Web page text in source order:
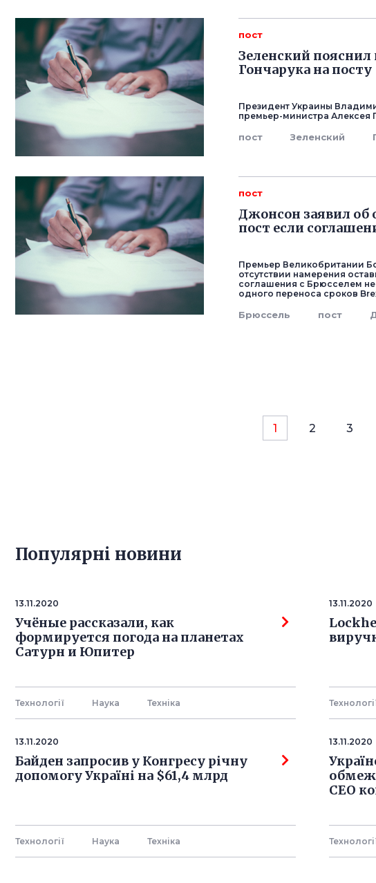
пост
Зеленский
Гончарука на посту
Президент Украины
премьер-министра Алексея
пост Зеленский
пост
Джонсон заявил об
пост если
Премьер Великобритании
отсутствии намерения
соглашения с Брюсселем не
одного переноса сроков
Брюссель пост
1 2 3
Популярнi новини
13.11.2020
Учёные рассказали, как
формируется погода на планетах
Сатурн и Юпитер
Технології Наука Технiка
13.11.2020
13.11.2020
Байден запросив у Конгресу річну
допомогу Україні на $61,4 млрд
Технології Наука Технiка
13.11.2020
СЕО